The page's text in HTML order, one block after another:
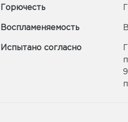
Горючесть
Воспламеняемость
Испытано согласно